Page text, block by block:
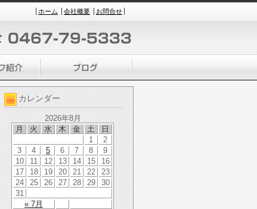
ホーム 会社概要 お問合せ
カレンダー
2026年8月
月
火 水 木 金 土 日
« 7月
1
2
3
4 5 6 7 8
9
10
11 12 13 14 15
16
17
18 19 20 21 22
23
24
25 26 27 28 29
30
31